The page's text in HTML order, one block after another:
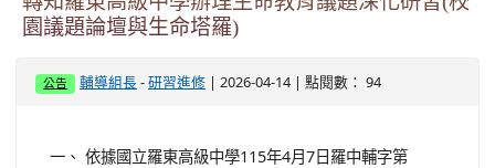
園議題論壇與生命塔羅)
公告 輔導組長 -研習進修 | 2026-04-14 | 點閱數： 94
一、 依據國立羅東高級中學115年4月7日羅中輔字第